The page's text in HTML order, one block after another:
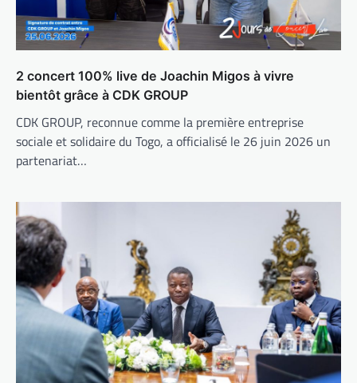
2 concert 100% live de Joachin Migos à vivre
bientôt grâce à CDK GROUP
CDK GROUP, reconnue comme la première entreprise
sociale et solidaire du Togo, a officialisé le 26 juin 2026 un
partenariat…